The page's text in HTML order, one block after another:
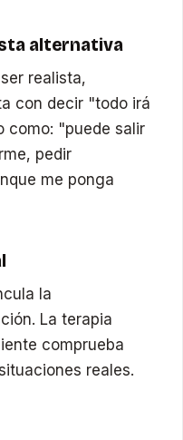
alternativa
realista,
con decir "todo irá
como: "puede salir
pedir
me ponga
la
La terapia
comprueba
reales.